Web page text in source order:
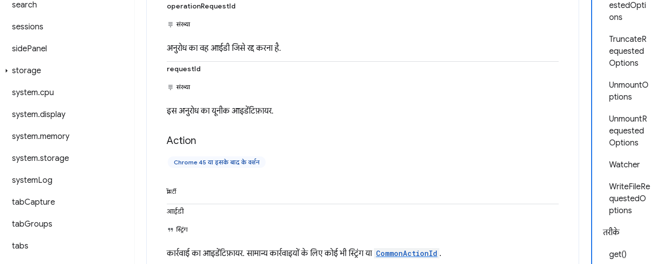
search
sessions
sidePanel
storage
system.cpu
system.display
system.memory
system.storage
systemLog
tabCapture
tabGroups
tabs
estedOpti
ons
TruncateR
equested
Options
UnmountO
ptions
UnmountR
equested
Options
Watcher
WriteFileRe
questedO
ptions
तरीके
get()
operationRequestId
संख्या
अनुरोध का वह आईडी जिसे रद्द करना है.
requestId
संख्या
इस अनुरोध का यूनीक आइडेंटिफ़ायर.
Action
Chrome 45 या इसके बाद के वर्शन
प्रॉपर्टी
आईडी
स्ट्रिंग
कार्रवाई का आइडेंटिफ़ायर. सामान्य कार्रवाइयों के लिए कोई भी स्ट्रिंग या CommonActionId .